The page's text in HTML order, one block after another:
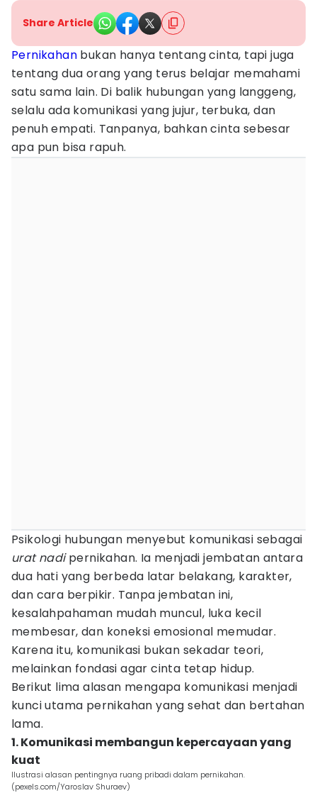
Share Article
Pernikahan bukan hanya tentang cinta, tapi juga
tentang dua orang yang terus belajar memahami
satu sama lain. Di balik hubungan yang langgeng,
selalu ada komunikasi yang jujur, terbuka, dan
penuh empati. Tanpanya, bahkan cinta sebesar
apa pun bisa rapuh.
Psikologi hubungan menyebut komunikasi sebagai
urat nadipernikahan. Ia menjadi jembatan antara
dua hati yang berbeda latar belakang, karakter,
dan cara berpikir. Tanpa jembatan ini,
kesalahpahaman mudah muncul, luka kecil
membesar, dan koneksi emosional memudar.
Karena itu, komunikasi bukan sekadar teori,
melainkan fondasi agar cinta tetap hidup.
Berikut lima alasan mengapa komunikasi menjadi
kunci utama pernikahan yang sehat dan bertahan
lama.
1. Komunikasi membangun kepercayaan yang
kuat
Ilustrasi alasan pentingnya ruang pribadi dalam pernikahan.
(pexels.com/Yaroslav Shuraev)